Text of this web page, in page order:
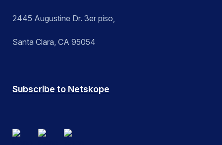
2445 Augustine Dr. 3er piso,
Santa Clara, CA 95054
Subscribe to Netskope